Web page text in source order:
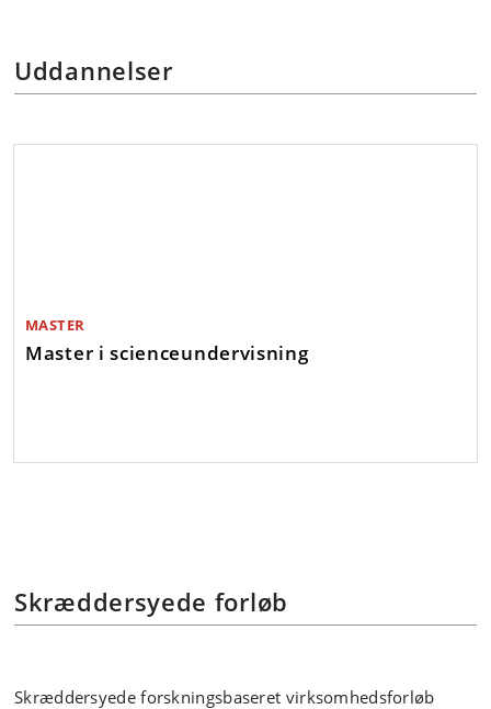
Uddannelser
MASTER
Master i scienceundervisning
Skræddersyede forløb
Skræddersyede forskningsbaseret virksomhedsforløb